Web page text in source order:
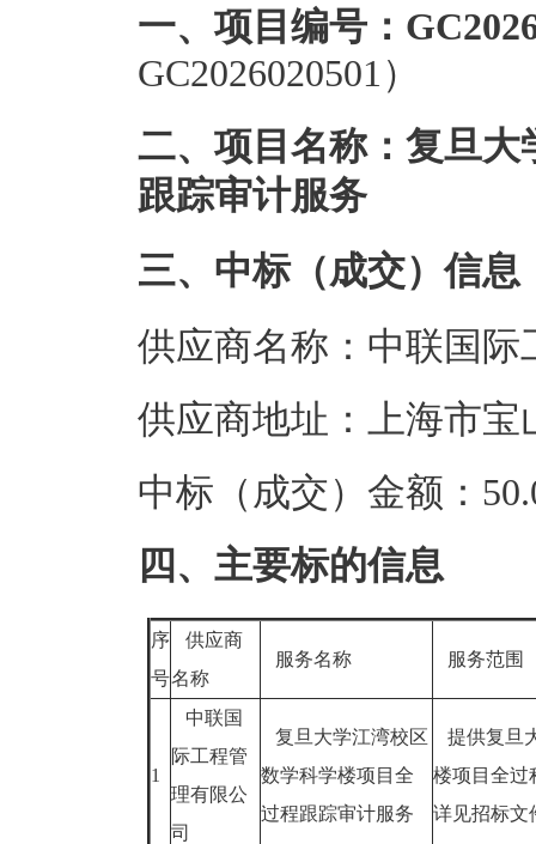
一、项目编号：
GC2026020501）
二、项目名称：复旦
跟踪审计服务
三、中标（成交）信息
供应商名称：中联国际
供应商地址：上海市宝
中标（成交）金额：
四、主要标的信息
序
号
供应商
名称
服务名称 服务范围
1
中联国
际工程管
理有限公
司
复旦大学江湾校区
数学科学楼项目全
过程跟踪审计服务
提供复旦
楼项目全过
详见招标